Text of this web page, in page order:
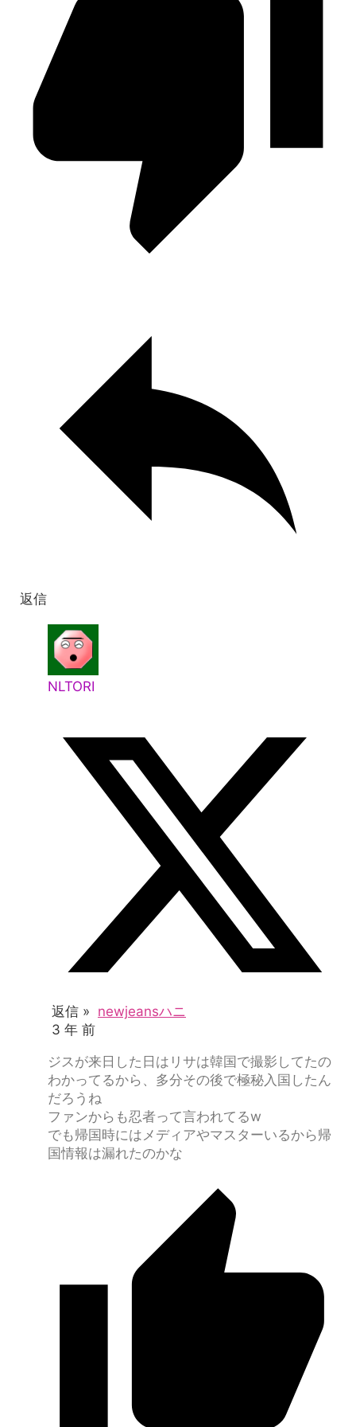
返信
NLTORI
返信 » newjeansハニ
3 年 前
ジスが来日した日はリサは韓国で撮影してたの
わかってるから、多分その後で極秘入国したん
だろうね
ファンからも忍者って言われてるw
でも帰国時にはメディアやマスターいるから帰
国情報は漏れたのかな